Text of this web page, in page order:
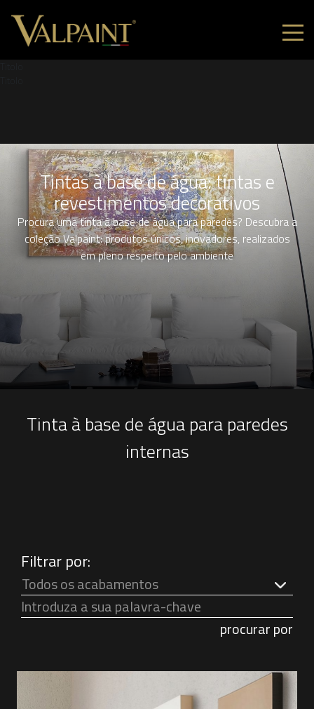
Tintas à base de água: tintas e
revestimentos decorativos
Procura uma tinta à base de água para paredes? Descubra a
coleção Valpaint: produtos únicos, inovadores, realizados
em pleno respeito pelo ambiente
Tinta à base de água para paredes
internas
Filtrar por:
Todos os acabamentos
procurar por